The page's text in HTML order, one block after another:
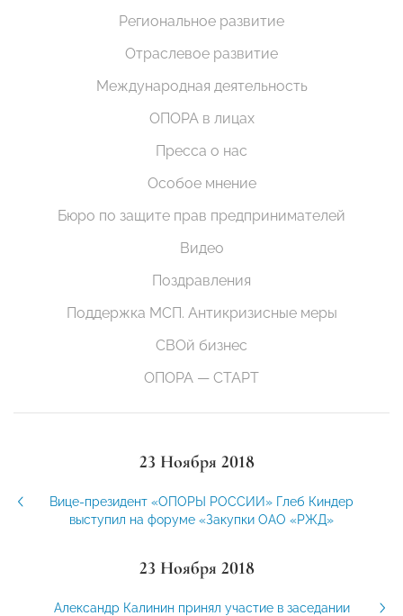
Региональное развитие
Отраслевое развитие
Международная деятельность
ОПОРА в лицах
Пресса о нас
Особое мнение
Бюро по защите прав предпринимателей
Видео
Поздравления
Поддержка МСП. Антикризисные меры
СВОй бизнес
ОПОРА — СТАРТ
23 Ноября 2018
Вице-президент «ОПОРЫ РОССИИ» Глеб Киндер
выступил на форуме «Закупки ОАО «РЖД»
23 Ноября 2018
Александр Калинин принял участие в заседании